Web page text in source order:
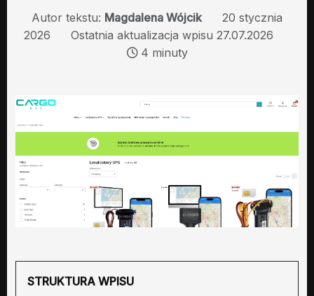
Autor tekstu: Magdalena Wójcik
20 stycznia
2026
Ostatnia aktualizacja wpisu 27.07.2026
4 minuty
STRUKTURA WPISU